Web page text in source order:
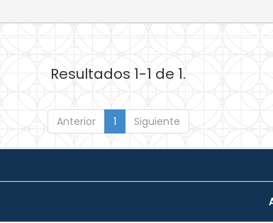
Resultados 1-1 de 1.
Anterior 1 Siguiente